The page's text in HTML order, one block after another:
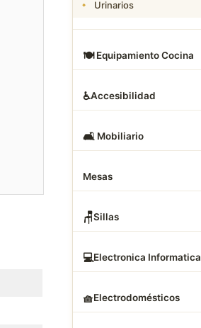
Urinarios
🍽️ Equipamiento Cocina
♿Accesibilidad
🛋 ️ Mobiliario
Mesas
🪑Sillas
💻Electronica Informatica
🧺Electrodomésticos